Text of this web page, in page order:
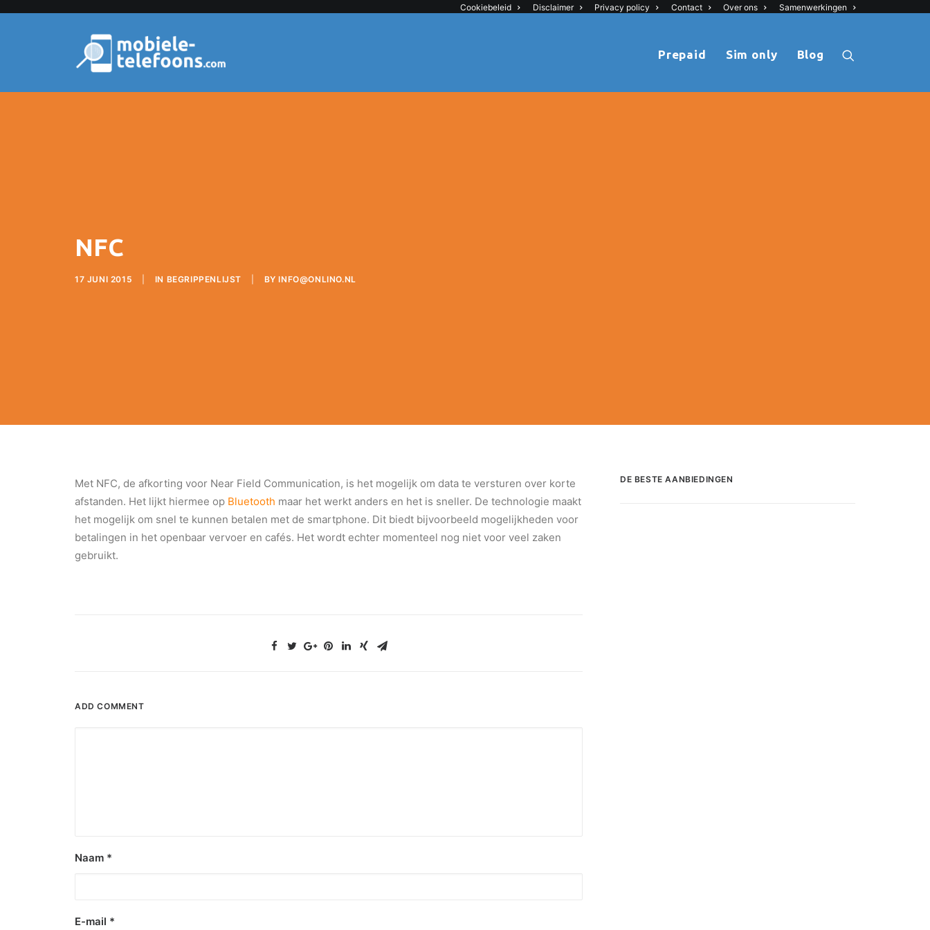
Cookiebeleid Disclaimer Privacy policy Contact Over ons Samenwerkingen
Prepaid Sim only Blog
NFC
17 JUNI 2015 IN BEGRIPPENLIJST BYINFO@ONLINO.NL
Met NFC, de afkorting voor Near Field Communication, is het mogelijk om data te versturen over korte
afstanden. Het lijkt hiermee op Bluetooth maar het werkt anders en het is sneller. De technologie maakt
het mogelijk om snel te kunnen betalen met de smartphone. Dit biedt bijvoorbeeld mogelijkheden voor
betalingen in het openbaar vervoer en cafés. Het wordt echter momenteel nog niet voor veel zaken
gebruikt.
ADD COMMENT
Naam *
E-mail *
DE BESTE AANBIEDINGEN